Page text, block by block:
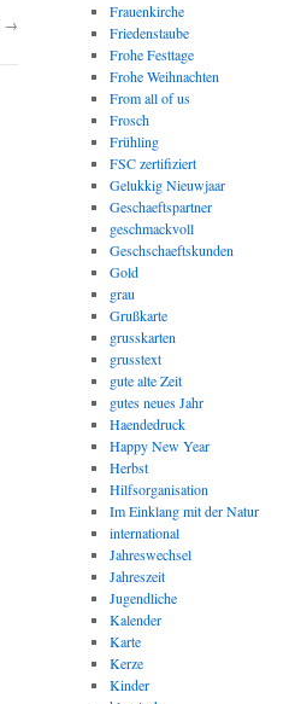
→
Frauenkirche
Friedenstaube
Frohe Festtage
Frohe Weihnachten
From all of us
Frosch
Frühling
FSC zertifiziert
Gelukkig Nieuwjaar
Geschaeftspartner
geschmackvoll
Geschschaeftskunden
Gold
grau
Grußkarte
grusskarten
grusstext
gute alte Zeit
gutes neues Jahr
Haendedruck
Happy New Year
Herbst
Hilfsorganisation
Im Einklang mit der Natur
international
Jahreswechsel
Jahreszeit
Jugendliche
Kalender
Karte
Kerze
Kinder